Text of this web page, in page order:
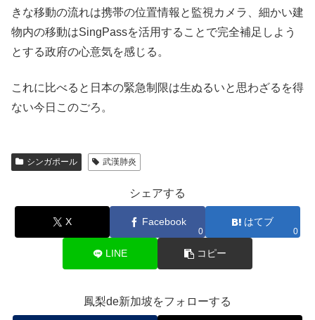
きな移動の流れは携帯の位置情報と監視カメラ、細かい建
物内の移動はSingPassを活用することで完全補足しよう
とする政府の心意気を感じる。
これに比べると日本の緊急制限は生ぬるいと思わざるを得
ない今日このごろ。
シンガポール 武漢肺炎
シェアする
X Facebook
0
はてブ
0
LINE コピー
鳳梨de新加坡をフォローする